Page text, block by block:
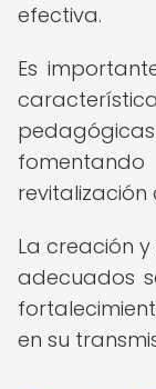
efectiva.
Es
revitalización
La creación
adecuados
en su